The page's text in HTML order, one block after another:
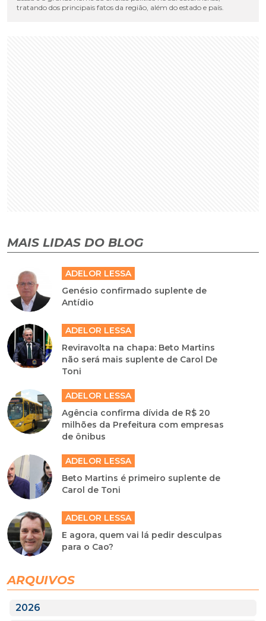
tratando dos principais fatos da região, além do estado e país.
MAIS LIDAS DO BLOG
ADELOR LESSA
Genésio confirmado suplente de
Antídio
ADELOR LESSA
Reviravolta na chapa: Beto Martins
não será mais suplente de Carol De
Toni
ADELOR LESSA
Agência confirma dívida de R$ 20
milhões da Prefeitura com empresas
de ônibus
ADELOR LESSA
Beto Martins é primeiro suplente de
Carol de Toni
ADELOR LESSA
E agora, quem vai lá pedir desculpas
para o Cao?
ARQUIVOS
2026